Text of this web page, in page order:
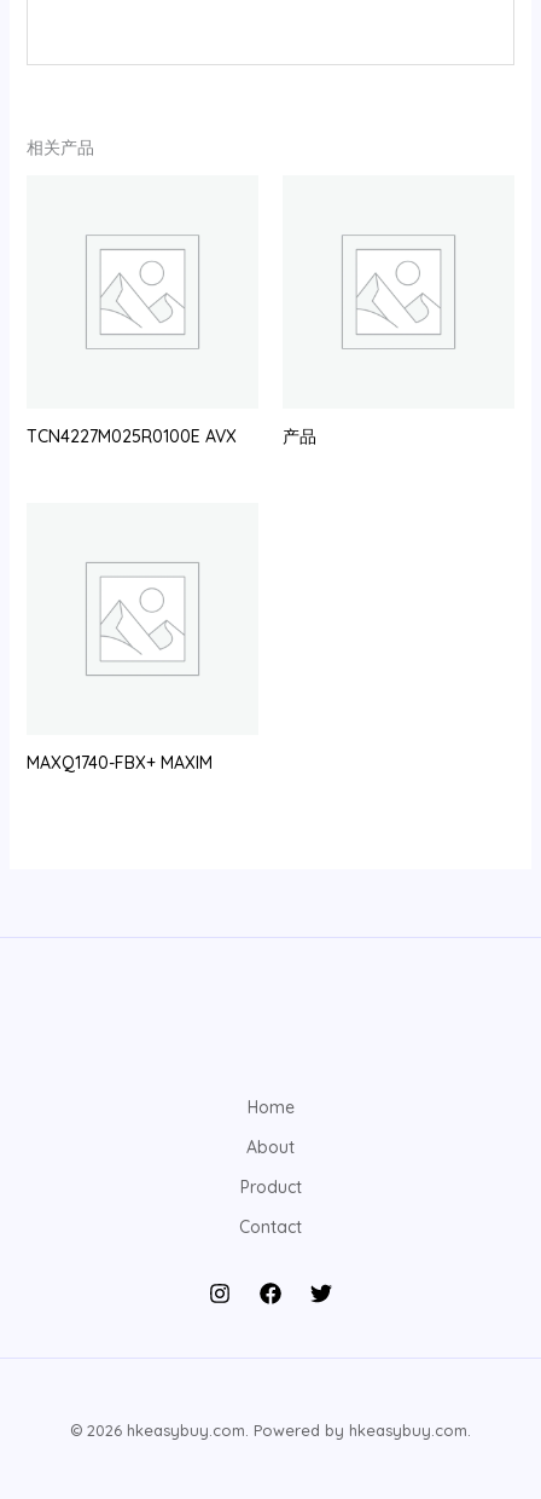
相关产品
TCN4227M025R0100E AVX 产品
MAXQ1740-FBX+ MAXIM
Home
About
Product
Contact
© 2026 hkeasybuy.com. Powered by hkeasybuy.com.